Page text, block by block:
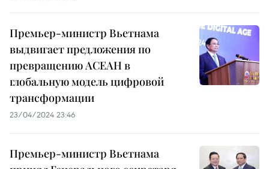
Премьер-министр Вьетнама
выдвигает предложения по
превращению АСЕАН в
глобальную модель цифровой
трансформации
23/04/2024 23:46
Премьер-министр Вьетнама